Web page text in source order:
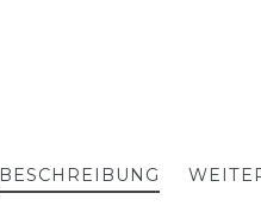
BESCHREIBUNG